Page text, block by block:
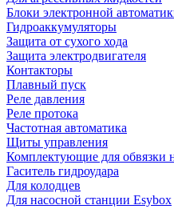
Блоки электронной
Гидроаккумуляторы
Защита от сухого хода
Защита электродвигателя
Контакторы
Плавный пуск
Реле давления
Реле протока
Частотная автоматика
Щиты управления
Комплектующие для обвязки
Гаситель гидроудара
Для колодцев
Для насосной станции Esybox